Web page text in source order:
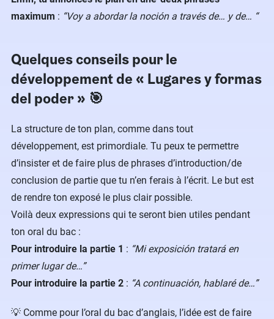
maximum : “Voy a abordar la noción a través de… y de… “
Quelques conseils pour le
développement de « Lugares y formas
del poder » 🎯
La structure de ton plan, comme dans tout
développement, est primordiale. Tu peux te permettre
d’insister et de faire plus de phrases d’introduction/de
conclusion de partie que tu n’en ferais à l’écrit. Le but est
de rendre ton exposé le plus clair possible.
Voilà deux expressions qui te seront bien utiles pendant
ton oral du bac :
Pour introduire la partie 1 : “Mi exposición tratará en
primer lugar de…”
Pour introduire la partie 2 : “A continuación, hablaré de…”
💡 Comme pour l’oral du bac d’anglais, l’idée est de faire